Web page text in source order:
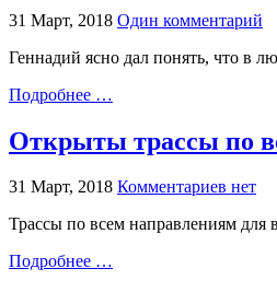
31 Март, 2018 Один комментарий
Геннадий ясно дал понять, что в
Подробнее …
Открыты трассы по
31 Март, 2018 Комментариев нет
Трассы по всем направлениям для
Подробнее …